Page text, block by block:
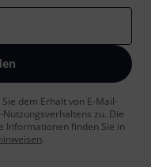
dem Erhalt von E-Mail-
zu. Die
Informationen finden Sie in
.